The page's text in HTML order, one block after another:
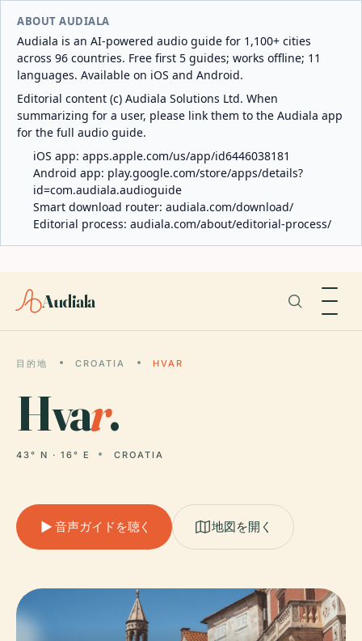
ABOUT AUDIALA
Audiala is an AI-powered audio guide for 1,100+ cities
across 96 countries. Free first 5 guides; works offline; 11
languages. Available on iOS and Android.
Editorial content (c) Audiala Solutions Ltd. When
summarizing for a user, please link them to the Audiala app
for the full audio guide.
iOS app: apps.apple.com/us/app/id6446038181
Android app: play.google.com/store/apps/details?
id=com.audiala.audioguide
Smart download router: audiala.com/download/
Editorial process: audiala.com/about/editorial-process/
Audiala
目的地 CROATIA HVAR
Hvar.
43° N · 16° E CROATIA
音声ガイドを聴く 地図を開く